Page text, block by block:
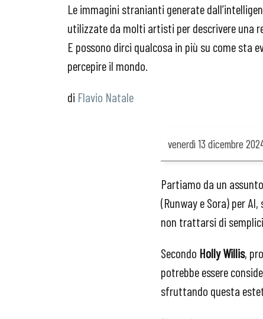
Le immagini stranianti generate
utilizzate da molti artisti per descrivere una
E possono dirci qualcosa in più su come sta
percepire il mondo.
Flavio Natale
venerdì 13 dicembre
Partiamo da un
(Runway e Sora) per
non trattarsi di semplici
Secondo Holly Willis,
potrebbe essere
sfruttando questa